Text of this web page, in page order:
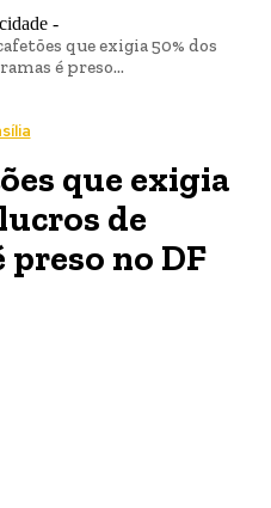
-
que exigia 50% dos
é preso...
que exigia
de
no DF